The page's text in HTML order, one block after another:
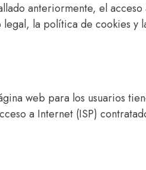
anteriormente, el
legal, la política de cookies y
web para los usuarios
a Internet (ISP)